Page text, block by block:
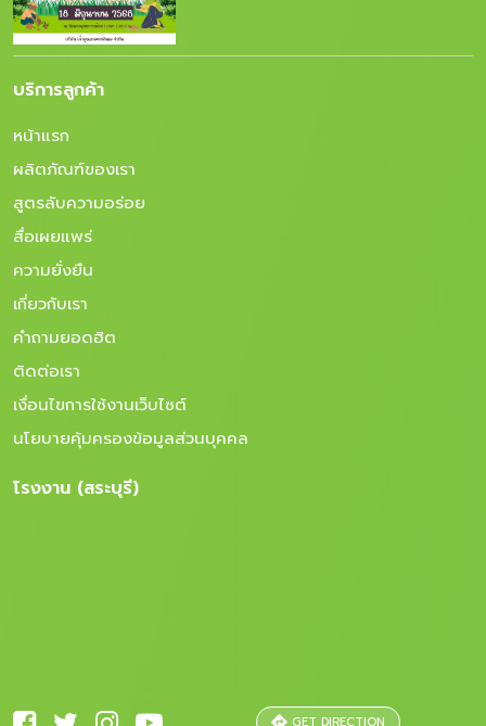
บริการลูกค้า
หน้าแรก
ผลิตภัณฑ์ของเรา
สูตรลับความอร่อย
สื่อเผยแพร่
ความยั่งยืน
เกี่ยวกับเรา
คำถามยอดฮิต
ติดต่อเรา
เงื่อนไขการใช้งานเว็บไซต์
นโยบายคุ้มครองข้อมูลส่วนบุคคล
โรงงาน (สระบุรี)
GET DIRECTION